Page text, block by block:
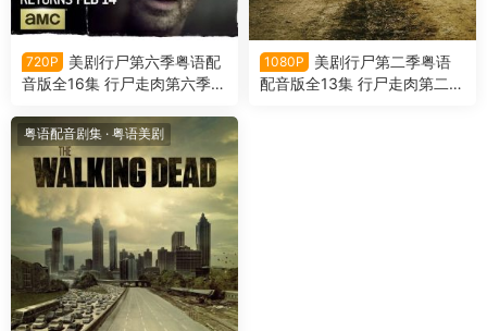
720P
美剧行尸第六季粤语配
音版全16集 行尸走肉第六季粤
1080P
美剧行尸第二季粤语
配音版全13集 行尸走肉第二季
粤语配音剧集 · 粤语美剧